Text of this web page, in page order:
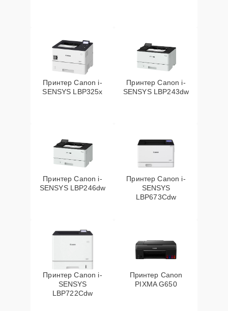
Принтер Canon i-
SENSYS LBP325x
Принтер Canon i-
SENSYS LBP243dw
Принтер Canon i-
SENSYS LBP246dw
Принтер Canon i-
SENSYS
LBP673Cdw
Принтер Canon i-
SENSYS
LBP722Cdw
Принтер Canon
PIXMA G650